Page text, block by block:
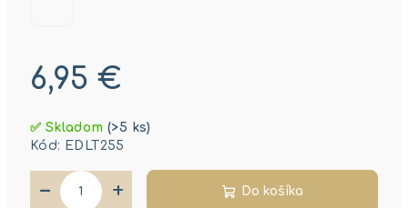
6,95 €
cena:
✅ Skladom(>5 ks)
Kód: EDLT255
+
− Do košíka